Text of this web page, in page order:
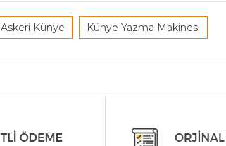
Askeri Künye Künye Yazma Makinesi